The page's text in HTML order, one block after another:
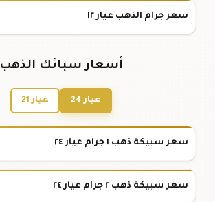
سعر جرام الذهب عيار ١٢
أسعار سبائك الذهب
عيار 24 عيار 21
سعر سبيكة ذهب ١ جرام عيار ٢٤
سعر سبيكة ذهب ٢ جرام عيار ٢٤